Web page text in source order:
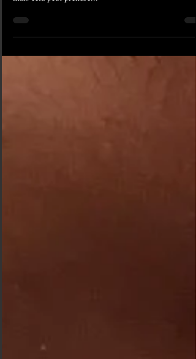
à Sébastopol. Il faut généralement 6 mois pour guérir,
mais cela peut prendre...